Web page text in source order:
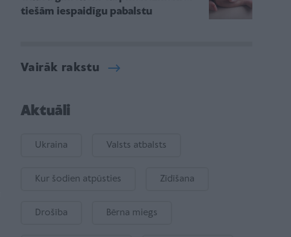
tiešām iespaidīgu pabalstu
Vairāk rakstu
Aktuāli
Ukraina Valsts atbalsts
Kur šodien atpūsties Zīdīšana
Drošība Bērna miegs